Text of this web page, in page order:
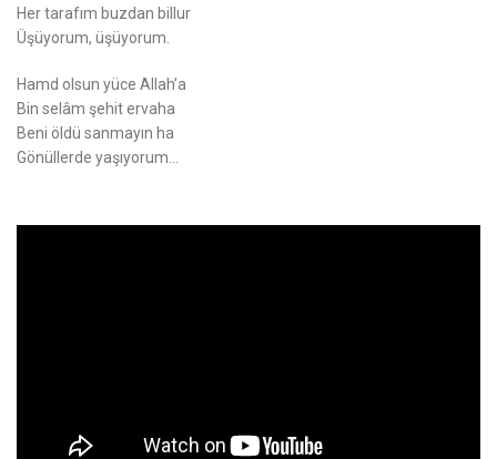
Her tarafım buzdan billur
Üşüyorum, üşüyorum.
Hamd olsun yüce Allah’a
Bin selâm şehit ervaha
Beni öldü sanmayın ha
Gönüllerde yaşıyorum…